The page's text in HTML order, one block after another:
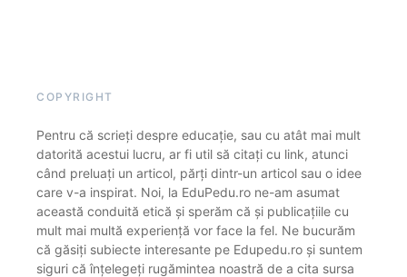
COPYRIGHT
Pentru că scrieți despre educație, sau cu atât mai mult
datorită acestui lucru, ar fi util să citați cu link, atunci
când preluați un articol, părți dintr-un articol sau o idee
care v-a inspirat. Noi, la EduPedu.ro ne-am asumat
această conduită etică și sperăm că și publicațiile cu
mult mai multă experiență vor face la fel. Ne bucurăm
că găsiți subiecte interesante pe Edupedu.ro și suntem
siguri că înțelegeți rugămintea noastră de a cita sursa